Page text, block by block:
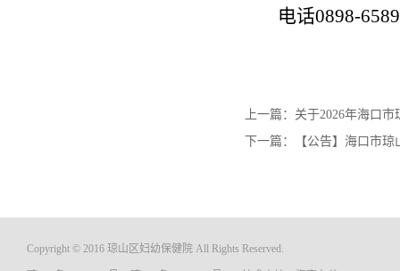
电话0898-
上一篇： 关于2026年海口
下一篇：
【公告】海口市
Copyright © 2016 琼山区妇幼保健院 All Rights Reserved.